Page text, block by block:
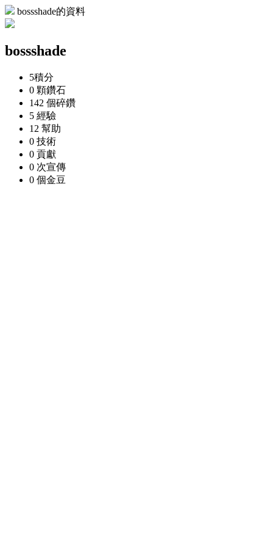
bossshade的資料
bossshade
5積分
0 顆鑽石
142 個碎鑽
5 經驗
12 幫助
0 技術
0 貢獻
0 次宣傳
0 個金豆